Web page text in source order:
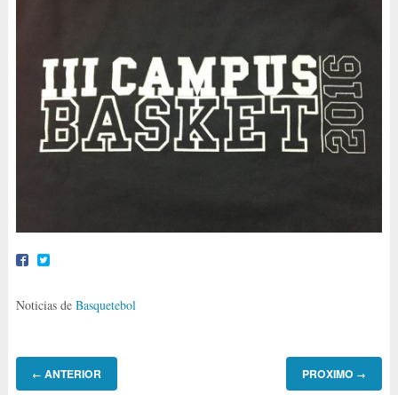
Noticias de Basquetebol
← ANTERIOR PROXIMO →